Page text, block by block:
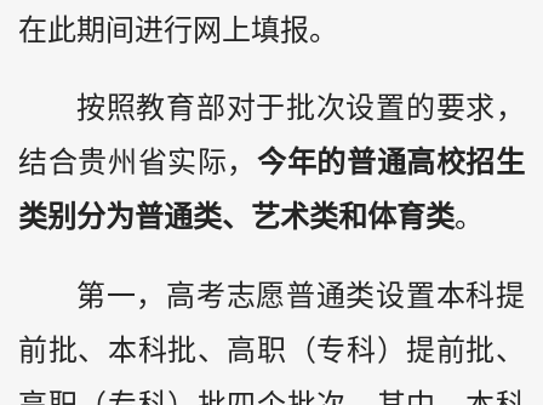
在此期间进行网上填报。
按照教育部对于批次设置的要求，
结合贵州 省实际， 今年的普通高校招生
类别分为普通类、艺术类和体育类。
第一，高考志愿普通类设置本科提
前批、本科批、高职（专科）提前批、